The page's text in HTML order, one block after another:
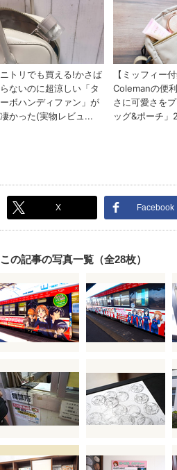
X Facebook
この記事の写真一覧（全28枚）